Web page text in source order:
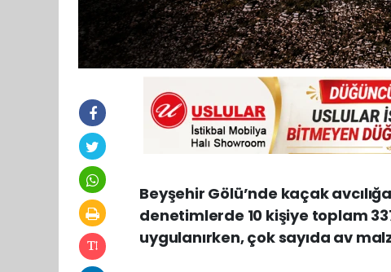
Beyşehir Gölü’nde kaçak
denetimlerde 10 kişiye toplam
uygulanırken, çok sayıda av